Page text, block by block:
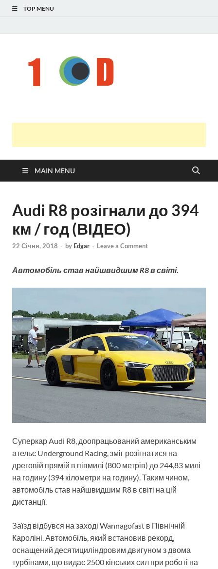
TOP MENU
MAIN MENU
Audi R8 розігнали до 394
км / год (ВІДЕО)
22 Січня, 2018 - by Edgar - Leave a Comment
Автомобіль став найшвидшим R8 в світі.
Суперкар Audi R8, доопрацьований американським
ательє Underground Racing, зміг розігнатися на
дреговій прямій в півмилі (800 метрів) до 244,83 милі
на годину (394 кілометри на годину). Таким чином,
автомобіль став найшвидшим R8 в світі на цій
дистанції.
Заїзд відбувся на заході Wannagofast в Північній
Кароліні. Автомобіль, який встановив рекорд,
оснащений десятициліндровим двигуном з двома
турбінами, що видає 2500 кінських сил при роботі на